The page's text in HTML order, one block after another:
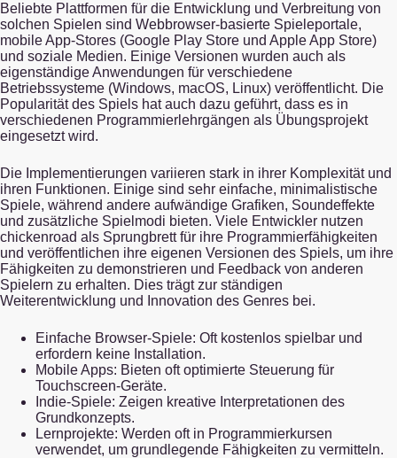
Beliebte Plattformen für die Entwicklung und Verbreitung von
solchen Spielen sind Webbrowser-basierte Spieleportale,
mobile App-Stores (Google Play Store und Apple App Store)
und soziale Medien. Einige Versionen wurden auch als
eigenständige Anwendungen für verschiedene
Betriebssysteme (Windows, macOS, Linux) veröffentlicht. Die
Popularität des Spiels hat auch dazu geführt, dass es in
verschiedenen Programmierlehrgängen als Übungsprojekt
eingesetzt wird.
Die Implementierungen variieren stark in ihrer Komplexität und
ihren Funktionen. Einige sind sehr einfache, minimalistische
Spiele, während andere aufwändige Grafiken, Soundeffekte
und zusätzliche Spielmodi bieten. Viele Entwickler nutzen
chickenroad als Sprungbrett für ihre Programmierfähigkeiten
und veröffentlichen ihre eigenen Versionen des Spiels, um ihre
Fähigkeiten zu demonstrieren und Feedback von anderen
Spielern zu erhalten. Dies trägt zur ständigen
Weiterentwicklung und Innovation des Genres bei.
Einfache Browser-Spiele: Oft kostenlos spielbar und
erfordern keine Installation.
Mobile Apps: Bieten oft optimierte Steuerung für
Touchscreen-Geräte.
Indie-Spiele: Zeigen kreative Interpretationen des
Grundkonzepts.
Lernprojekte: Werden oft in Programmierkursen
verwendet, um grundlegende Fähigkeiten zu vermitteln.